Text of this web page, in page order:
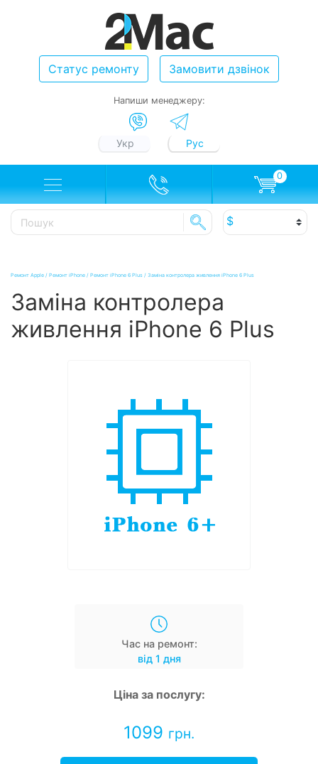
Статус ремонту Замовити дзвінок
Напиши менеджеру:
Укр Рус
0
Ремонт Apple / Ремонт iPhone / Ремонт iPhone 6 Plus / Заміна контролера живлення iPhone 6 Plus
Заміна контролера
живлення iPhone 6 Plus
Час на ремонт:
від 1 дня
Ціна за послугу:
1099 грн.